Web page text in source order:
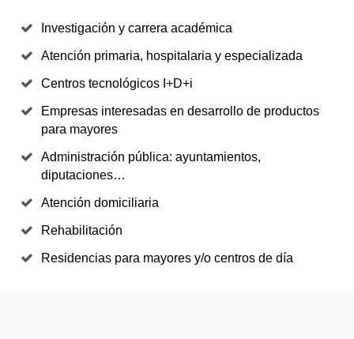
Investigación y carrera académica
Atención primaria, hospitalaria y especializada
Centros tecnológicos I+D+i
Empresas interesadas en desarrollo de productos
para mayores
Administración pública: ayuntamientos,
diputaciones…
Atención domiciliaria
Rehabilitación
Residencias para mayores y/o centros de día